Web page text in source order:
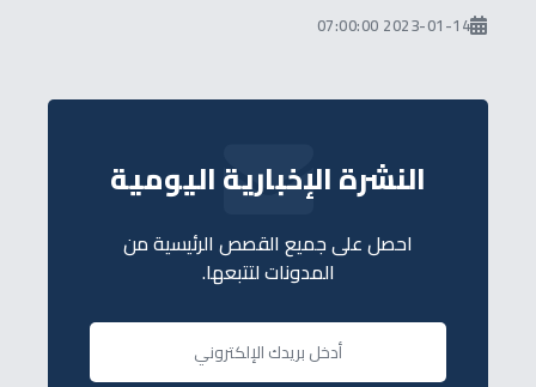
2023-01-14 07:00:00
النشرة الإخبارية اليومية
احصل على جميع القصص الرئيسية من
المدونات لتتبعها.